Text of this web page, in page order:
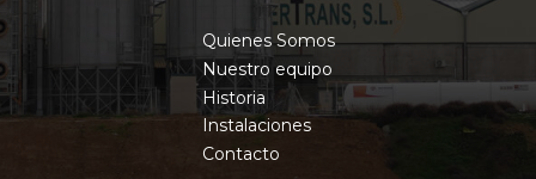
Quienes Somos
Nuestro equipo
Historia
Instalaciones
Contacto